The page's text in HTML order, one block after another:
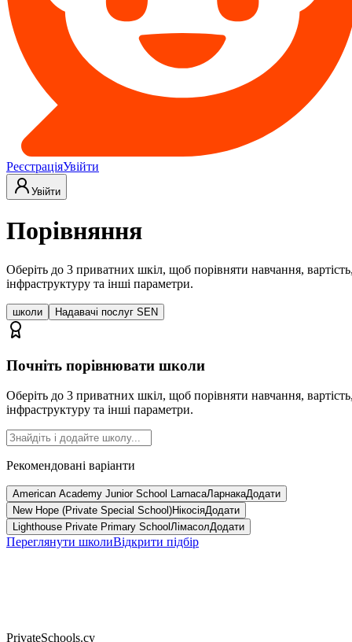
РеєстраціяУвійти
Увійти
Порівняння
Оберіть до 3 приватних шкіл, щоб порівняти навчання,
інфраструктуру та інші параметри.
школи Надавачі послуг SEN
Почніть порівнювати школи
Оберіть до 3 приватних шкіл, щоб порівняти навчання,
інфраструктуру та інші параметри.
Рекомендовані варіанти
American Academy Junior School LarnacaЛарнакаДодати
New Hope (Private Special School)НікосіяДодати
Lighthouse Private Primary School ЛімасолДодати
Переглянути школиВідкрити підбір
PrivateSchools.cy